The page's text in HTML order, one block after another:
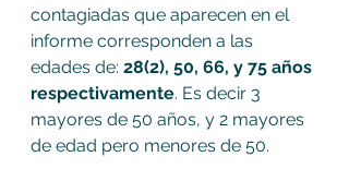
contagiadas que aparecen en el
informe corresponden a las
edades de: 28(2), 50, 66, y 75 años
respectivamente. Es decir 3
mayores de 50 años, y 2 mayores
de edad pero menores de 50.